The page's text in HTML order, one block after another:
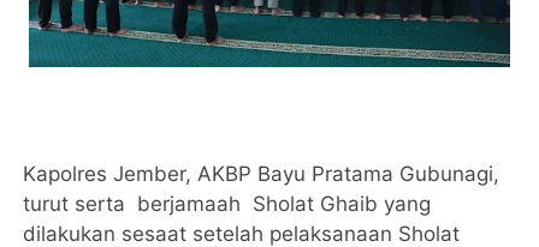
Kapolres Jember, AKBP Bayu Pratama Gubunagi,
turut serta berjamaah Sholat Ghaib yang
dilakukan sesaat setelah pelaksanaan Sholat